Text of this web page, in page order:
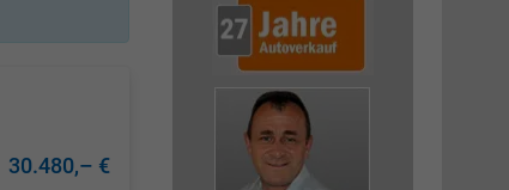
30.480,– €